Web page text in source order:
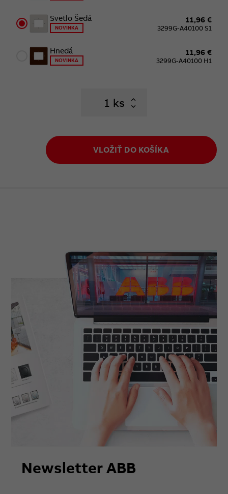
Svetlo Šedá
NOVINKA
11,96 €
3299G-A40100 S1
Hnedá
NOVINKA
11,96 €
3299G-A40100 H1
ks
VLOŽIŤ DO KOŠÍKA
Newsletter ABB